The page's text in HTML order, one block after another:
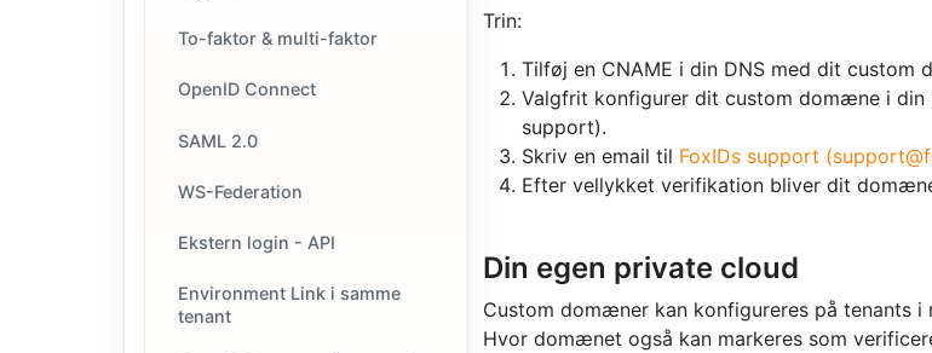
To-faktor & multi-faktor
OpenID Connect
SAML 2.0
WS-Federation
Ekstern login - API
Environment Link i samme
tenant
Trin:
Tilføj en CNAME i din DNS med dit custom
Valgfrit konfigurer dit custom domæne i din
support).
Skriv en email til FoxIDs support
Efter vellykket verifikation bliver dit
Din egen private cloud
Custom domæner kan konfigureres på tenants
Hvor domænet også kan markeres som